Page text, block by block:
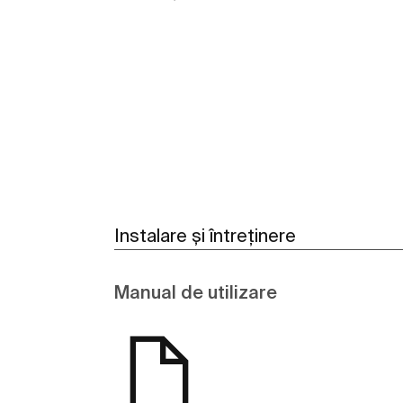
Instalare și întreținere
Manual de utilizare